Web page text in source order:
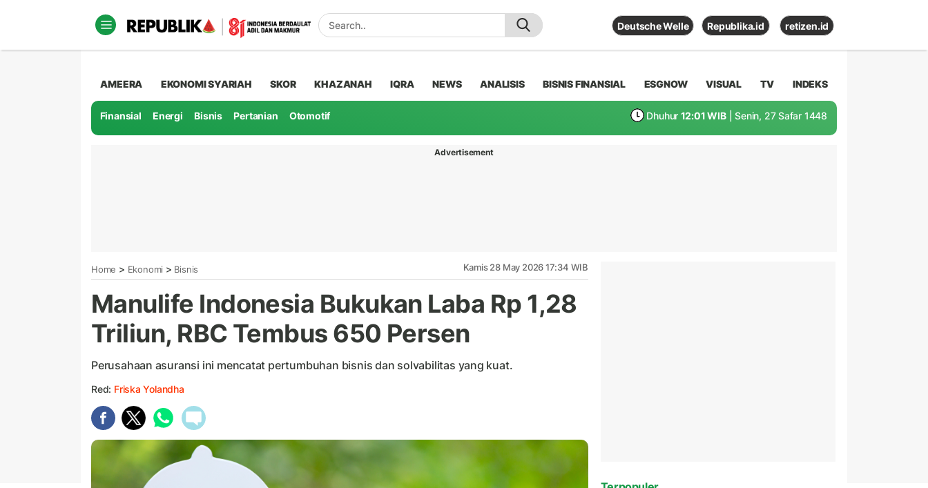
Deutsche Welle Republika.id retizen.id
AMEERA EKONOMI SYARIAH SKOR KHAZANAH IQRA NEWS ANALISIS BISNIS FINANSIAL ESGNOW VISUAL TV INDEKS
Finansial Energi Bisnis Pertanian Otomotif Dhuhur 12:01 WIB | Senin, 27 Safar 1448
Advertisement
Home > Ekonomi > Bisnis Kamis 28 May 2026 17:34 WIB
Manulife Indonesia Bukukan Laba Rp 1,28
Triliun, RBC Tembus 650 Persen
Perusahaan asuransi ini mencatat pertumbuhan bisnis dan solvabilitas yang kuat.
Red: Friska Yolandha